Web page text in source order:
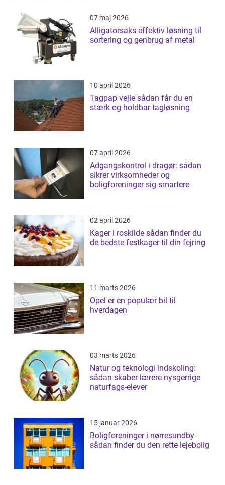
07 maj 2026
Alligatorsaks effektiv løsning til
sortering og genbrug af metal
10 april 2026
Tagpap vejle sådan får du en
stærk og holdbar tagløsning
07 april 2026
Adgangskontrol i dragør: sådan
sikrer virksomheder og
boligforeninger sig smartere
02 april 2026
Kager i roskilde sådan finder du
de bedste festkager til din fejring
11 marts 2026
Opel er en populær bil til
hverdagen
03 marts 2026
Natur og teknologi indskoling:
sådan skaber lærere nysgerrige
naturfags-elever
15 januar 2026
Boligforeninger i nørresundby
sådan finder du den rette lejebolig